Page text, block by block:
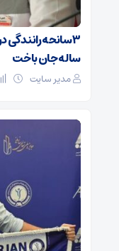
ساله جان باخت
مدیر سایت